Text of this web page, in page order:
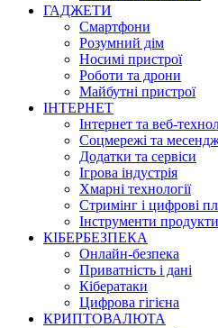
ГАДЖЕТИ
Смартфони
Розумний дім
Носимі пристрої
Роботи та дрони
Майбутні пристрої
ІНТЕРНЕТ
Інтернет та веб-
Соцмережі та
Додатки та сервіси
Ігрова індустрія
Хмарні технології
Стримінг і цифрові
Інструменти
КІБЕРБЕЗПЕКА
Онлайн-безпека
Приватність і дані
Кібератаки
Цифрова гігієна
КРИПТОВАЛЮТА